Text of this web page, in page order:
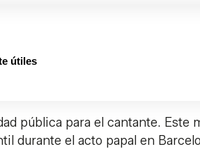
útiles
pública para el cantante. Este
durante el acto papal en